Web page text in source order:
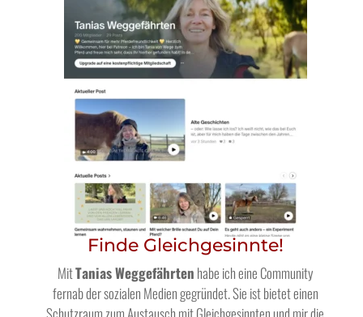
Finde Gleichgesinnte!
MitTanias Weggefährten habe ich eine Community
fernab der sozialen Medien gegründet. Sie ist bietet einen